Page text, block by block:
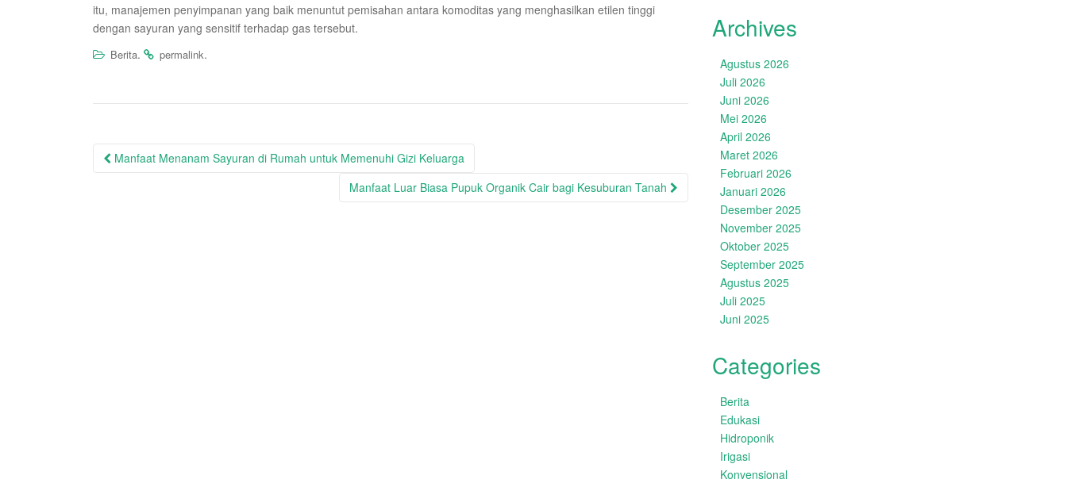
itu, manajemen penyimpanan yang baik menuntut pemisahan antara komoditas yang menghasilkan etilen tinggi
dengan sayuran yang sensitif terhadap gas tersebut.
Berita. permalink.
Post
Manfaat Menanam Sayuran di Rumah untuk Memenuhi Gizi Keluarga
Manfaat Luar Biasa Pupuk Organik Cair bagi Kesuburan Tanah
Archives
Agustus 2026
Juli 2026
Juni 2026
Mei 2026
April 2026
Maret 2026
Februari 2026
Januari 2026
Desember 2025
November 2025
Oktober 2025
September 2025
Agustus 2025
Juli 2025
Juni 2025
Categories
Berita
Edukasi
Hidroponik
Irigasi
Konvensional